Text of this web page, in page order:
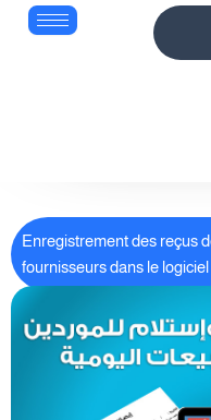
Enregistrement des reçus
fournisseurs dans le